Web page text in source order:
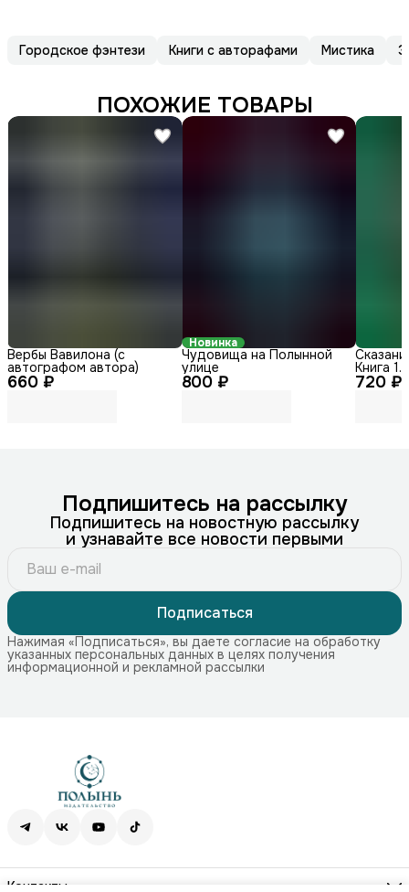
Городское фэнтези Книги с авторафами Мистика
ПОХОЖИЕ ТОВАРЫ
660 ₽
Вербы Вавилона (с
автографом автора)
Новинка
800 ₽
Чудовища на Полынной
улице
720 ₽
Книга
Подпишитесь на рассылку
Подпишитесь на новостную рассылку
и узнавайте все новости первыми
Подписаться
Нажимая «Подписаться», вы даете согласие на обработку
указанных персональных данных в целях получения
информационной и рекламной рассылки
Контакты